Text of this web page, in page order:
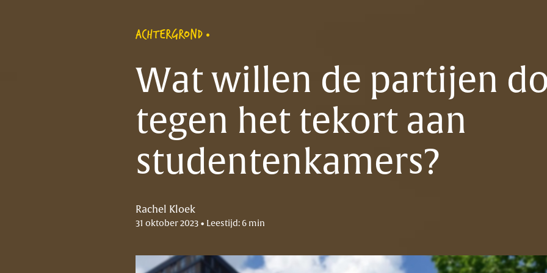
ACHTERGROND
Wat willen de partijen
tegen het tekort aan
studentenkamers?
Rachel Kloek
31 oktober 2023 • Leestijd: 6 min